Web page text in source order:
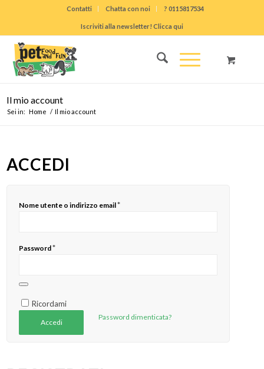
Contatti Chatta con noi ? 0115817534
Iscriviti alla newsletter! Clicca qui
Il mio account
Sei in: Home / Il mio account
ACCEDI
Nome utente o indirizzo email*
Password*
Ricordami
Accedi
Password dimenticata?